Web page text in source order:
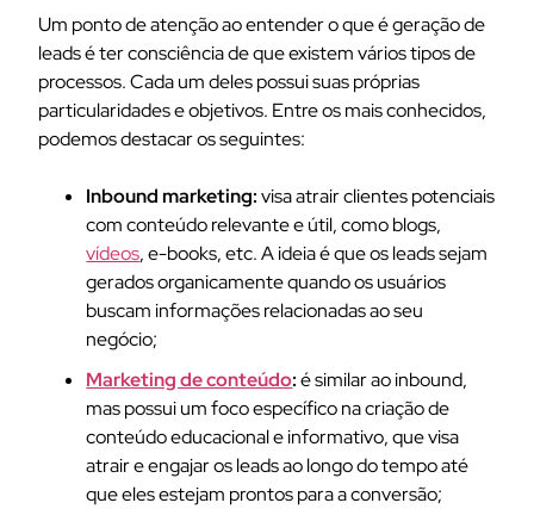
Um ponto de atenção ao entender o que é geração de
leads é ter consciência de que existem vários tipos de
processos. Cada um deles possui suas próprias
particularidades e objetivos. Entre os mais conhecidos,
podemos destacar os seguintes:
Inbound marketing:visa atrair clientes potenciais
com conteúdo relevante e útil, como blogs,
vídeos, e-books, etc. A ideia é que os leads sejam
gerados organicamente quando os usuários
buscam informações relacionadas ao seu
negócio;
Marketing de conteúdo:é similar ao inbound,
mas possui um foco específico na criação de
conteúdo educacional e informativo, que visa
atrair e engajar os leads ao longo do tempo até
que eles estejam prontos para a conversão;